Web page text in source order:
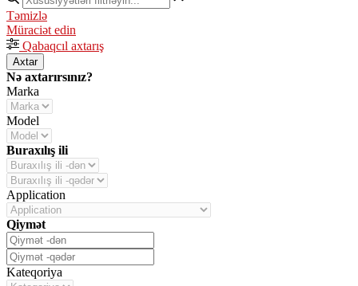
Təmizlə
Müraciət edin
Qabaqcıl axtarış
Axtar
Nə axtarırsınız?
Marka
Model
Buraxılış ili
Application
Qiymət
Kateqoriya